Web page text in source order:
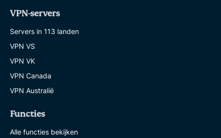
VPN-servers
Servers in 113 landen
VPN VS
VPN VK
VPN Canada
VPN Australië
Functies
Alle functies bekijken